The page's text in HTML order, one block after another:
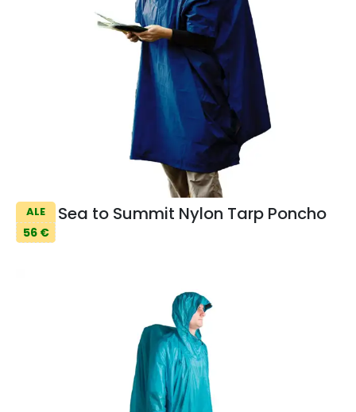
ALE
56 €
Sea to Summit Nylon Tarp Poncho